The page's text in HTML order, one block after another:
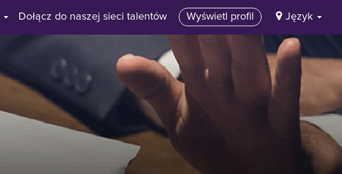
Dołącz do naszej sieci talentów Język
Wyświetl profil